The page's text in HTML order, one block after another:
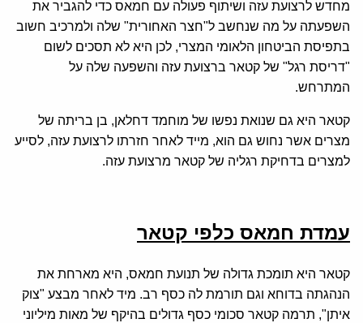
מחדש לרצועת עזה ושיתוף פעולה עם חמאס כדי להגביר את
השפעתה על מה שנחשב ל"חצר האחורית" שלה ולמרכיב חשוב
בתפיסת הביטחון הלאומי המצרי, לכן היא לא תסכים לשום
"דריסת רגל" של קטאר ברצועת עזה והשפעה שלה על
המתרחש.
קטאר היא גם שנואת נפשו של מוחמד דחלאן, בן בריתה של
מצרים אשר נחוש גם הוא, מייד לאחר חזרתו לרצועת עזה, לסייע
למצרים בדחיקת רגליה של קטאר מרצועת עזה.
עמדת חמאס כלפי קטאר
קטאר היא תומכת גדולה של תנועת חמאס, היא מארחת את
הנהגתה בדוחא וגם תורמת לה כסף רב. מיד לאחר מבצע "צוק
איתן", תרמה קטאר סכומי כסף גדולים בהיקף של מאות מיליוני